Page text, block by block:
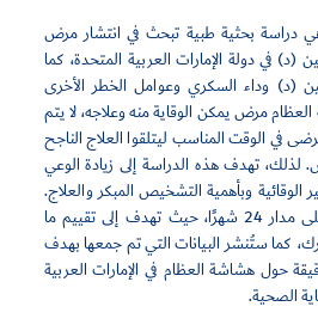
دراسة بحثية طبية تبحث في انتشار مرض
في دولة الإمارات العربية المتحدة، كما
(د) وداء السكري وعوامل الخطر الأخرى
مرض يمكن الوقاية منه وعلاجه، لا يتم
في الوقت المناسب ليتلقوا العلاج الناجح
لذلك، تهدف هذه الدراسة إلى زيادة الوعي
الوقائية وبأهمية التشخيص المبكر والعلاج.
سوف تُجرى هذه الدراسة على مدار 24 شهرًا، حيث تهدف إلى تقييم ما
إلى 2500 مشارك، كما ستُنشر البيانات التي تم جمعها بهدف
حول هشاشة العظام في الإمارات العربية
الصحية.